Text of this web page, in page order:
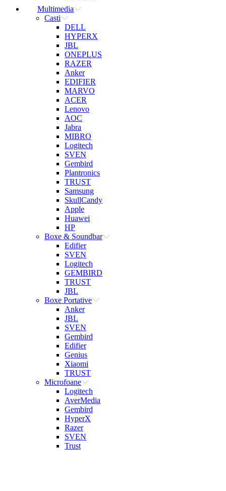
Multimedia
Casti
DELL
HYPERX
JBL
ONEPLUS
RAZER
Anker
EDIFIER
MARVO
ACER
Lenovo
AOC
Jabra
MIBRO
Logitech
SVEN
Gembird
Plantronics
TRUST
Samsung
SkullCandy
Apple
Huawei
HP
Boxe & Soundbar
Edifier
SVEN
Logitech
GEMBIRD
TRUST
JBL
Boxe Portative
Anker
JBL
SVEN
Gembird
Edifier
Genius
Xiaomi
TRUST
Microfoane
Logitech
AverMedia
Gembird
HyperX
Razer
SVEN
Trust